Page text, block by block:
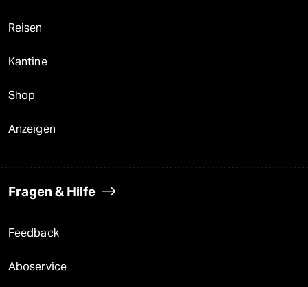
Reisen
Kantine
Shop
Anzeigen
Fragen & Hilfe
Feedback
Aboservice